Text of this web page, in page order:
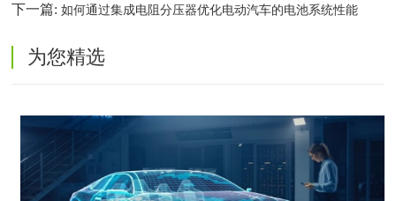
下一篇:如何通过集成电阻分压器优化电动汽车的电池系统性能
为您精选